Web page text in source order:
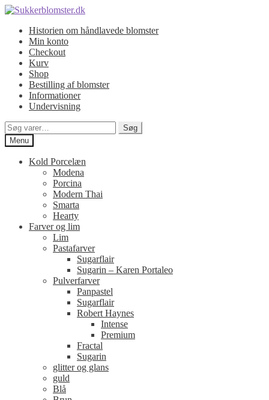
Spring
navigation
Spring
indholdHistorien om håndlavede blomster
Min konto
Checkout
Kurv
Shop
Bestilling af blomster
Informationer
Undervisning
Søg
efter:
Søg
Menu
Kold Porcelæn
Modena
Porcina
Modern Thai
Smarta
Hearty
Farver og lim
Lim
Pastafarver
Sugarflair
Sugarin – Karen Portaleo
Pulverfarver
Panpastel
Sugarflair
Robert Haynes
Intense
Premium
Fractal
Sugarin
glitter og glans
guld
Blå